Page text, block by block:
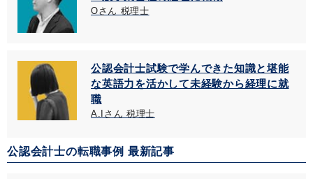
Oさん 税理士
公認会計士試験で学んできた知識と堪能
な英語力を活かして未経験から経理に就
職
A.Iさん 税理士
公認会計士の転職事例 最新記事